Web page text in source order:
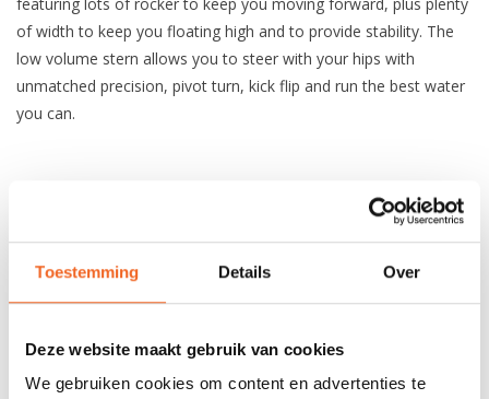
Toestemming Details Over
Deze website maakt gebruik van cookies
We gebruiken cookies om content en advertenties te
of width to keep you floating high and to provide stability. The
low volume stern allows you to steer with your hips with
unmatched precision, pivot turn, kick flip and run the best water
you can.
Kuiplengte: 90 cm
Volume: 320 L